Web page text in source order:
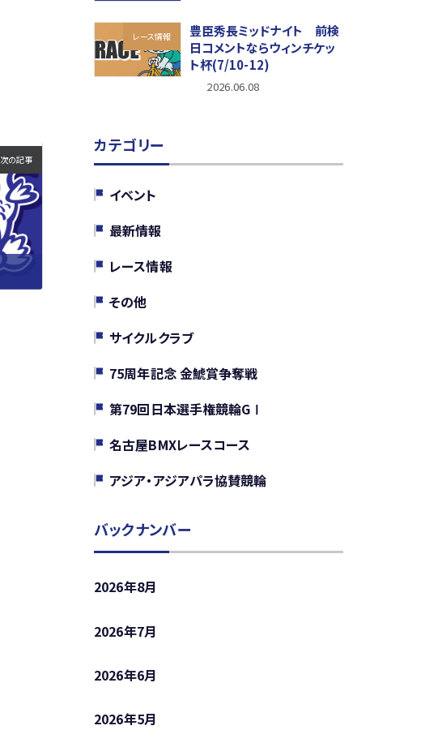
次の記事
レース情報
豊臣秀長ミッドナイト 前検
日コメントならウィンチケッ
ト杯(7/10-12)
2026.06.08
カテゴリー
イベント
最新情報
レース情報
その他
サイクルクラブ
75周年記念 金鯱賞争奪戦
第79回日本選手権競輪GⅠ
名古屋BMXレースコース
アジア・アジアパラ協賛競輪
2026年8月
2026年7月
2026年6月
2026年5月